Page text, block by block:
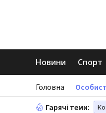
Новини Спорт
Головна
Гарячі теми: